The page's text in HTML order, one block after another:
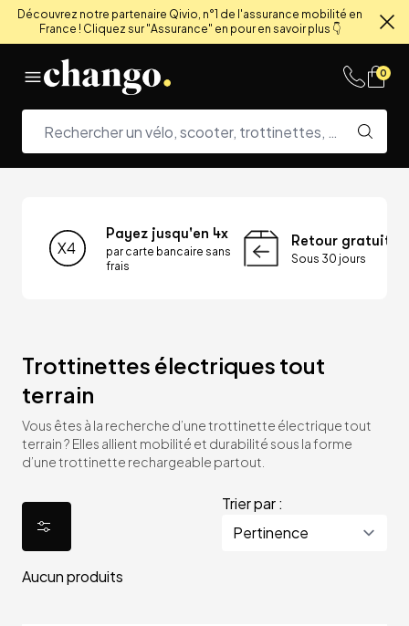
Découvrez notre partenaire Qivio, n°1 de l'assurance mobilité en
France ! Cliquez sur "Assurance" en pour en savoir plus 👇
0
Payez jusqu'en 4x
par carte bancaire sans
frais
Retour gratuit
Sous 30 jours
Trottinettes électriques tout
terrain
Vous êtes à la recherche d’une trottinette électrique tout
terrain ? Elles allient mobilité et durabilité sous la forme
d’une trottinette rechargeable partout.
Trier par :
Aucun produits